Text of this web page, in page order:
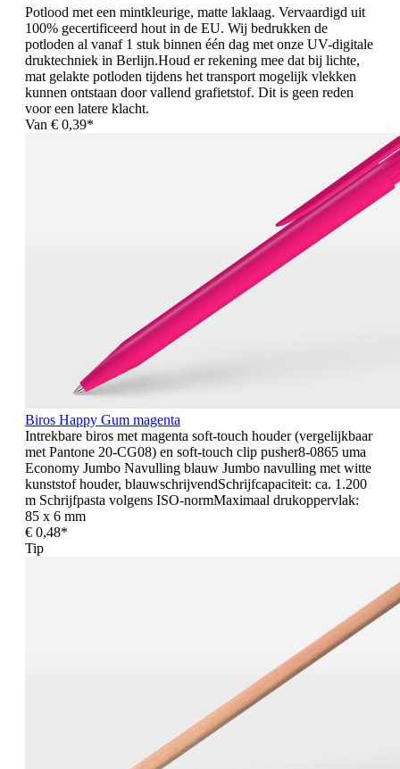
Potlood met een mintkleurige, matte laklaag. Vervaardigd uit
100% gecertificeerd hout in de EU. Wij bedrukken de
potloden al vanaf 1 stuk binnen één dag met onze UV-digitale
druktechniek in Berlijn.Houd er rekening mee dat bij lichte,
mat gelakte potloden tijdens het transport mogelijk vlekken
kunnen ontstaan door vallend grafietstof. Dit is geen reden
voor een latere klacht.
Van € 0,39*
Biros Happy Gum magenta
Intrekbare biros met magenta soft-touch houder (vergelijkbaar
met Pantone 20-CG08) en soft-touch clip pusher8-0865 uma
Economy Jumbo Navulling blauw Jumbo navulling met witte
kunststof houder, blauwschrijvendSchrijfcapaciteit: ca. 1.200
m Schrijfpasta volgens ISO-normMaximaal drukoppervlak:
85 x 6 mm
€ 0,48*
Tip